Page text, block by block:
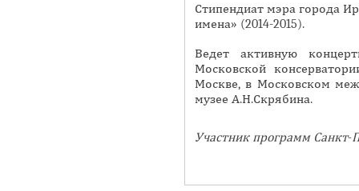
Л
Стипендиат мэра города
имена» (2014-2015).
Ведет активную
Московской
Москве, в Московском
музее А.Н.Скрябина.
Участник программ Санкт-